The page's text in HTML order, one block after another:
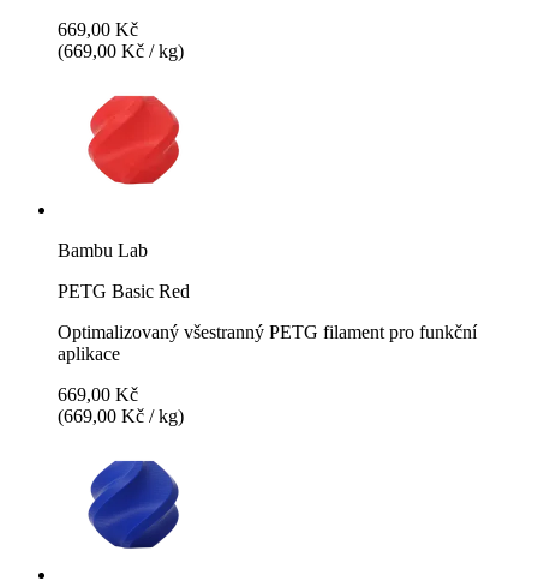
669,00 Kč
(669,00 Kč / kg)
Bambu Lab
PETG Basic Red
Optimalizovaný všestranný PETG filament pro funkční
aplikace
669,00 Kč
(669,00 Kč / kg)